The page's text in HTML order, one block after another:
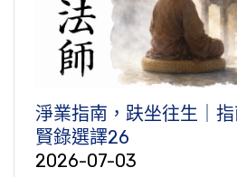
淨業指南，趺坐往生｜
賢錄選譯26
2026-07-03